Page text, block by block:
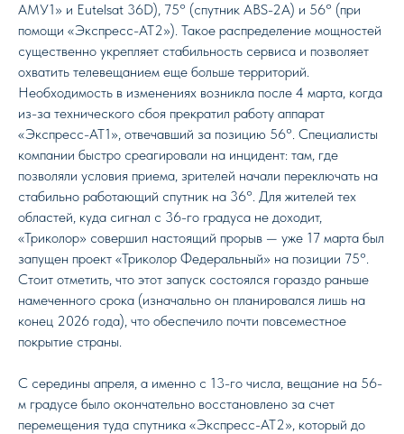
АМУ1» и Eutelsat 36D), 75° (спутник ABS-2A) и 56° (при
помощи «Экспресс-АТ2»). Такое распределение мощностей
существенно укрепляет стабильность сервиса и позволяет
охватить телевещанием еще больше территорий.
Необходимость в изменениях возникла после 4 марта, когда
из-за технического сбоя прекратил работу аппарат
«Экспресс-АТ1», отвечавший за позицию 56°. Специалисты
компании быстро среагировали на инцидент: там, где
позволяли условия приема, зрителей начали переключать на
стабильно работающий спутник на 36°. Для жителей тех
областей, куда сигнал с 36-го градуса не доходит,
«Триколор» совершил настоящий прорыв — уже 17 марта был
запущен проект «Триколор Федеральный» на позиции 75°.
Стоит отметить, что этот запуск состоялся гораздо раньше
намеченного срока (изначально он планировался лишь на
конец 2026 года), что обеспечило почти повсеместное
покрытие страны.
С середины апреля, а именно с 13-го числа, вещание на 56-
м градусе было окончательно восстановлено за счет
перемещения туда спутника «Экспресс-АТ2», который до